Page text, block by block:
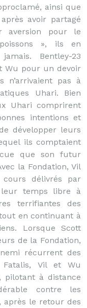
ainsi que
avoir partagé
aversion pour le
», ils en
Bentley-23
Wu pour un devoir
n’arrivaient pas à
Uhari. Bien
Uhari comprirent
intentions et
développer leurs
ils comptaient
que son futur
la Fondation, Vil
délivrés par
leur temps libre à
terrifiantes des
en continuant à
Lorsque Scott
de la Fondation,
récurrent des
Vil et Wu
pilotant à distance
contre les
après le retour des